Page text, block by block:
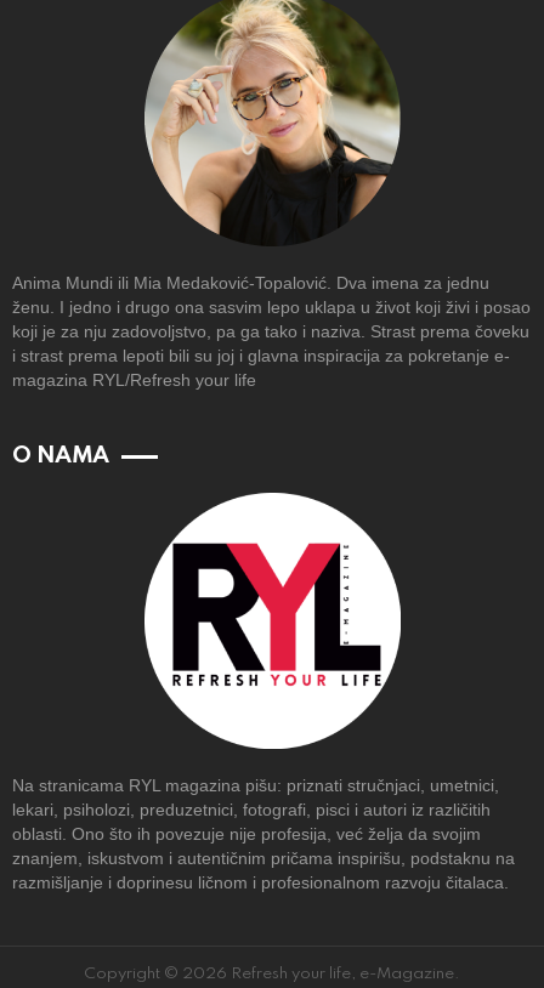
Anima Mundi ili Mia Medaković-Topalović. Dva imena za jednu
ženu. I jedno i drugo ona sasvim lepo uklapa u život koji živi i posao
koji je za nju zadovoljstvo, pa ga tako i naziva. Strast prema čoveku
i strast prema lepoti bili su joj i glavna inspiracija za pokretanje e-
magazina RYL/Refresh your life
O NAMA
Na stranicama RYL magazina pišu: priznati stručnjaci, umetnici,
lekari, psiholozi, preduzetnici, fotografi, pisci i autori iz različitih
oblasti. Ono što ih povezuje nije profesija, već želja da svojim
znanjem, iskustvom i autentičnim pričama inspirišu, podstaknu na
razmišljanje i doprinesu ličnom i profesionalnom razvoju čitalaca.
Copyright © 2026 Refresh your life, e-Magazine.